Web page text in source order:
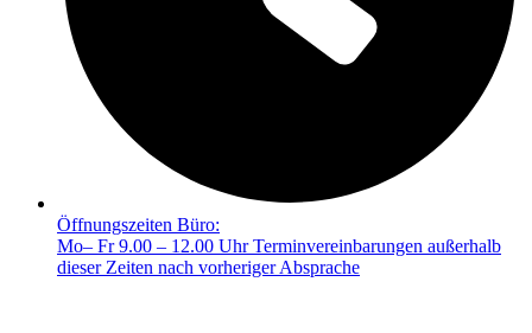
Öffnungszeiten Büro:
Mo– Fr 9.00 – 12.00 Uhr Terminvereinbarungen außerhalb
dieser Zeiten nach vorheriger Absprache